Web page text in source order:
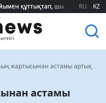
құттықтап, шығармашылық
құттықтап, шығармашылық
RU KZ
жартысынан астамы артық
астамы